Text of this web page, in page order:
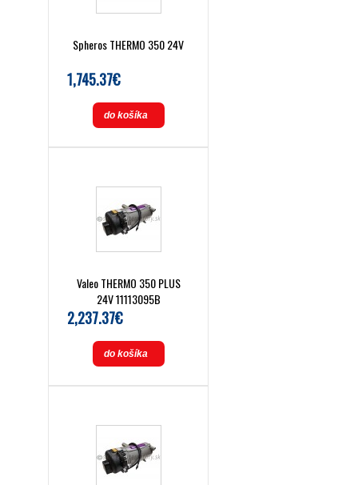
Spheros THERMO 350 24V
1,745.37€
do košíka
Valeo THERMO 350 PLUS
24V 11113095B
2,237.37€
do košíka